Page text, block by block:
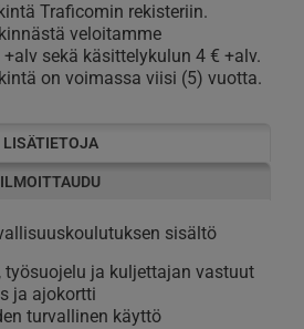
Traficomin rekisteriin.
veloitamme
sekä käsittelykulun 4 € +alv.
on voimassa viisi (5) vuotta.
LISÄTIETOJA
ILMOITTAUDU
sisältö
ja kuljettajan vastuut
ja ajokortti
turvallinen käyttö